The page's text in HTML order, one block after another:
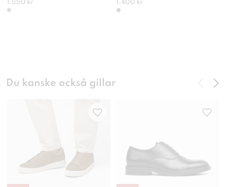
1.550 kr 1.400 kr
Du kanske också gillar